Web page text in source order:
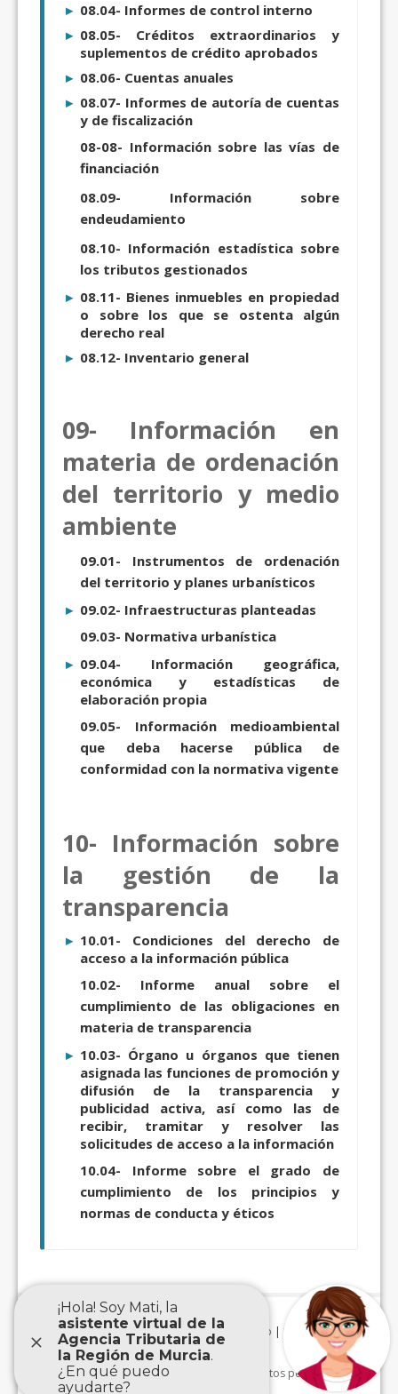
08.04- Informes de control interno
08.05- Créditos extraordinarios y
suplementos de crédito aprobados
08.06- Cuentas anuales
08.07- Informes de autoría de cuentas
y de fiscalización
08-08- Información sobre las vías de
financiación
08.09- Información sobre
endeudamiento
08.10- Información estadística sobre
los tributos gestionados
08.11- Bienes inmuebles en propiedad
o sobre los que se ostenta algún
derecho real
08.12- Inventario general
09- Información en
materia de ordenación
del territorio y medio
ambiente
09.01- Instrumentos de ordenación
del territorio y planes urbanísticos
09.02- Infraestructuras planteadas
09.03- Normativa urbanística
09.04- Información geográfica,
económica y estadísticas de
elaboración propia
09.05- Información medioambiental
que deba hacerse pública de
conformidad con la normativa vigente
10- Información sobre
la gestión de la
transparencia
10.01- Condiciones del derecho de
acceso a la información pública
10.02- Informe anual sobre el
cumplimiento de las obligaciones en
materia de transparencia
10.03- Órgano u órganos que tienen
asignada las funciones de promoción y
difusión de la transparencia y
publicidad activa, así como las de
recibir, tramitar y resolver las
solicitudes de acceso a la información
10.04- Informe sobre el grado de
cumplimiento de los principios y
normas de conducta y éticos
Aviso Legal|Accesibilidad |Mapa Web | Protección de
datos personales|